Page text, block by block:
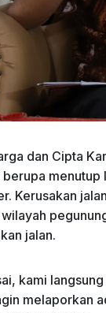
dan Cipta
Kerusakan
jalan.
kami
melaporkan